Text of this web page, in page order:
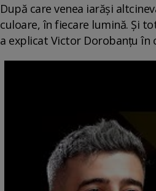
După care venea iarăși
culoare, în fiecare lumină. Și
a explicat Victor Dorobanțu în